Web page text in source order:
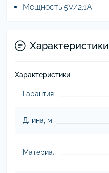
Мощность:5V/2.1A
Характеристики
Характеристики
Гарантия
Длина, м
Материал